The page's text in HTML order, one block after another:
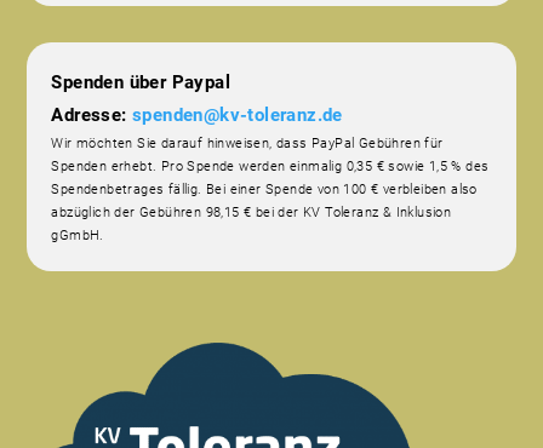
Spenden über Paypal
Adresse: spenden@kv-toleranz.de
Wir möchten Sie darauf hinweisen, dass PayPal Gebühren für
Spenden erhebt. Pro Spende werden einmalig 0,35 € sowie 1,5 % des
Spendenbetrages fällig. Bei einer Spende von 100 € verbleiben also
abzüglich der Gebühren 98,15 € bei der KV Toleranz & Inklusion
gGmbH.